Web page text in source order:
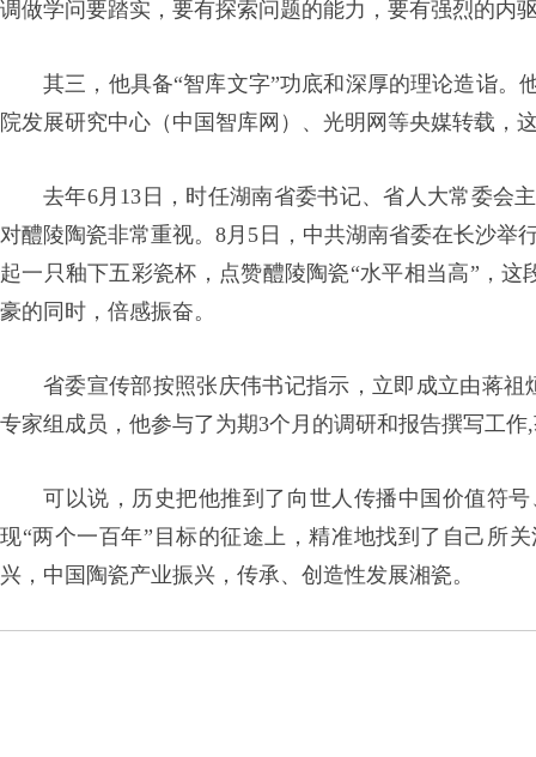
调做学问要踏实，要有探索问题的能力，要有强烈的内
其三，他具备“智库文字”功底和深厚的理论造诣
院发展研究中心（中国智库网）、光明网等央媒转载，
去年6月13日，时任湖南省委书记、省人大常委会
对醴陵陶瓷非常重视。8月5日，中共湖南省委在长沙举
起一只釉下五彩瓷杯，点赞醴陵陶瓷“水平相当高”，
豪的同时，倍感振奋。
省委宣传部按照张庆伟书记指示，立即成立由蒋
专家组成员，他参与了为期3个月的调研和报告撰写工
可以说，历史把他推到了向世人传播中国价值符
现“两个一百年”目标的征途上，精准地找到了自己
兴，中国陶瓷产业振兴，传承、创造性发展湘瓷。